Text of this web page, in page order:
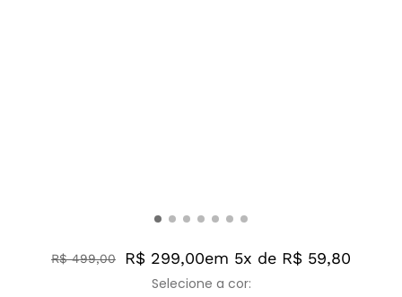
R$ 499,00 R$ 299,00em 5x de R$ 59,80